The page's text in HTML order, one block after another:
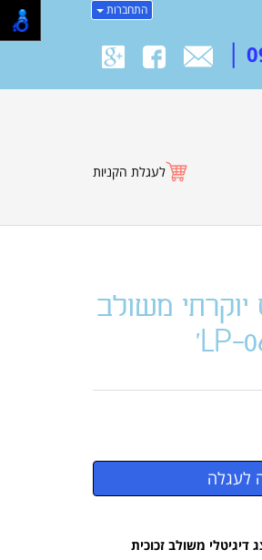
התחברות
|
לעגלת הקניות
יוקרתי משולב
דיגיטלי משולב זכוכית